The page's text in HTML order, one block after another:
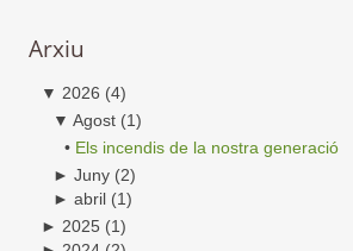
Arxiu
▼ 2026 (4)
▼ Agost (1)
• Els incendis de la nostra generació
► Juny (2)
► abril (1)
► 2025 (1)